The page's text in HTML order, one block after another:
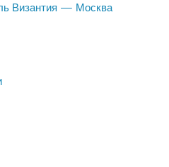
Византия — Москва